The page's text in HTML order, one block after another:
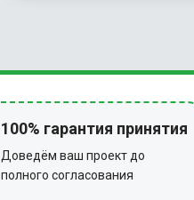
100% гарантия принятия
Доведём ваш проект до
полного согласования